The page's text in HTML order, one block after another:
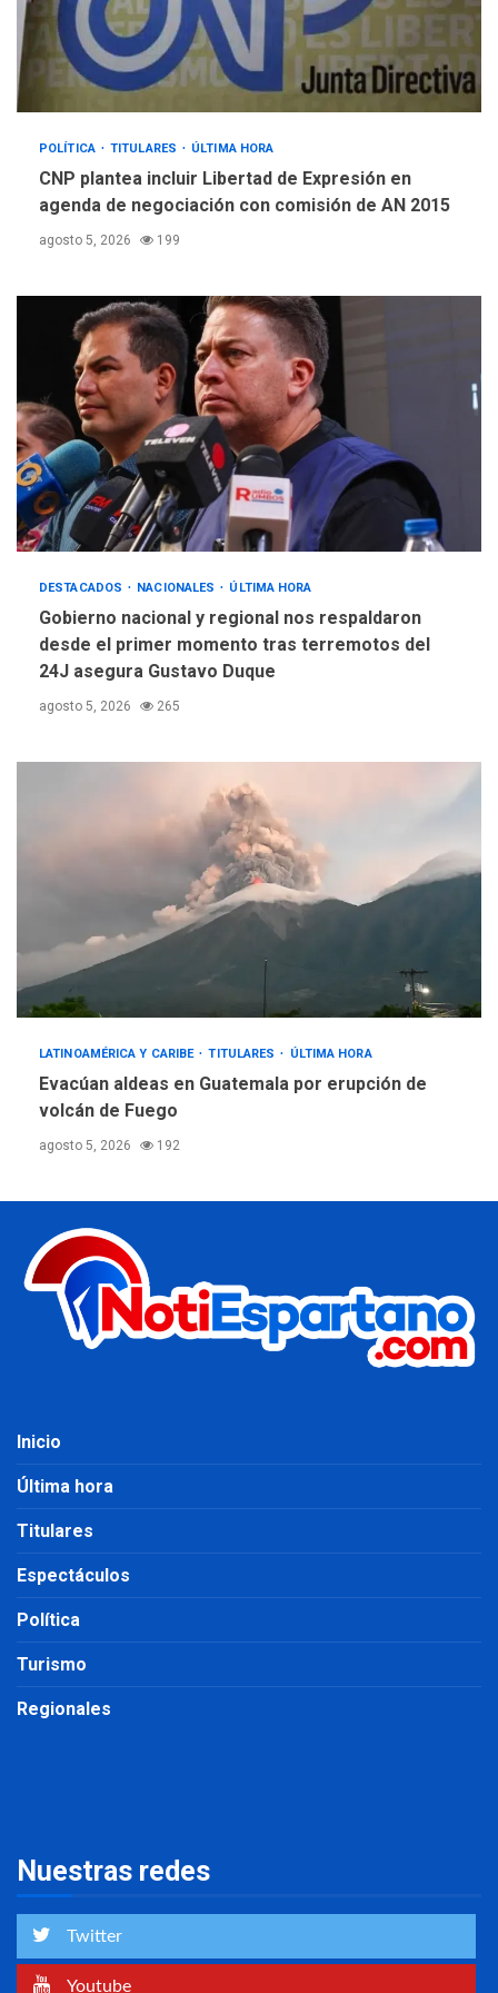
POLÍTICA TITULARES ÚLTIMA HORA
CNP plantea incluir Libertad de Expresión en
agenda de negociación con comisión de AN 2015
agosto 5, 2026 199
DESTACADOS NACIONALES ÚLTIMA HORA
Gobierno nacional y regional nos respaldaron
desde el primer momento tras terremotos del
24J asegura Gustavo Duque
agosto 5, 2026 265
LATINOAMÉRICA Y CARIBE TITULARES ÚLTIMA HORA
Evacúan aldeas en Guatemala por erupción de
volcán de Fuego
agosto 5, 2026 192
Inicio
Última hora
Titulares
Espectáculos
Política
Turismo
Regionales
Nuestras redes
Twitter
Youtube